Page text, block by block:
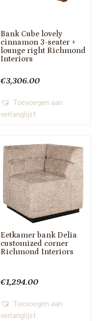
Bank Cube lovely
cinnamon 3-seater +
lounge right Richmond
Interiors
€3,306.00
Toevoegen aan
verlanglijst
Eetkamer bank Delia
customized corner
Richmond Interiors
€1,294.00
Toevoegen aan
verlanglijst